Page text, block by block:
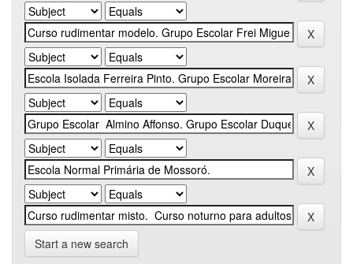
Start a new search